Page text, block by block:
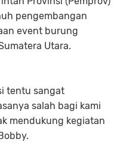
pengembangan
event burung
Utara.
tentu sangat
salah bagi kami
mendukung kegiatan